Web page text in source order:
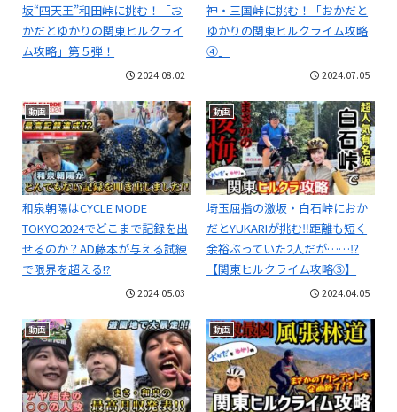
坂“四天王”和田峠に挑む！「お
かだとゆかりの関東ヒルクライ
ム攻略」第５弾！
2024.08.02
神・三国峠に挑む！「おかだと
ゆかりの関東ヒルクライム攻略
④」
2024.07.05
動画
和泉朝陽はCYCLE MODE
TOKYO2024でどこまで記録を出
せるのか？AD藤本が与える試練
で限界を超える!?
2024.05.03
動画
埼玉屈指の激坂・白石峠におか
だとYUKARIが挑む‼距離も短く
余裕ぶっていた2人だが……⁉
【関東ヒルクライム攻略③】
2024.04.05
動画 動画